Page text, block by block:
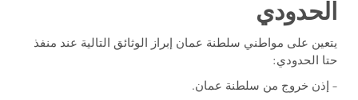
الحدودي
يتعين على مواطني سلطنة عمان إبراز الوثائق التالية عند منفذ
حتا الحدودي:
– إذن خروج من سلطنة عمان.